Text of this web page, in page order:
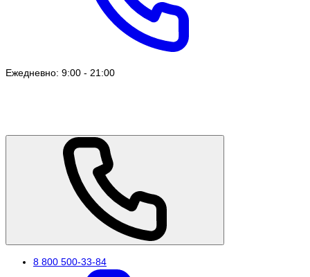
Ежедневно: 9:00 - 21:00
8 800 500-33-84